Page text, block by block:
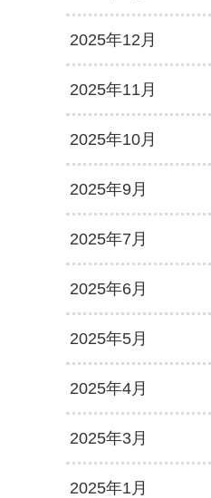
2025年12月
2025年11月
2025年10月
2025年9月
2025年7月
2025年6月
2025年5月
2025年4月
2025年3月
2025年1月